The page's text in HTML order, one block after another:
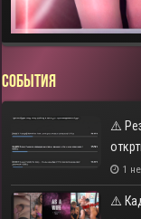
СОБЫТИЯ
⚠️
1
⚠️